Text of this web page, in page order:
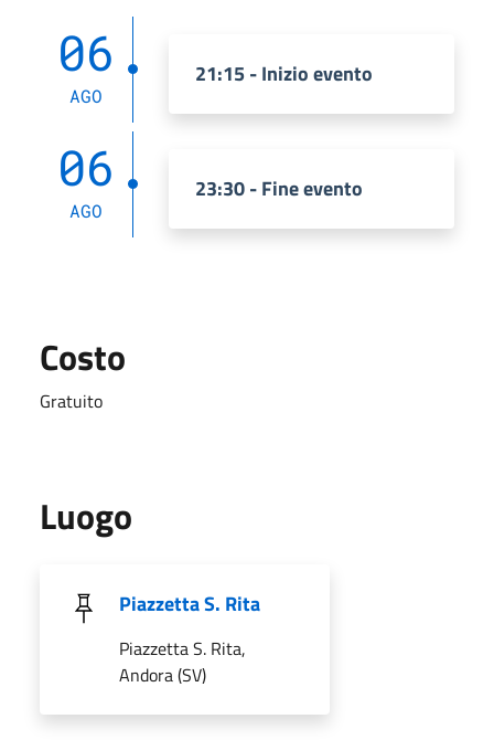
06
AGO
21:15 - Inizio evento
06
AGO
23:30 - Fine evento
Costo
Gratuito
Luogo
Piazzetta S. Rita
Piazzetta S. Rita,
Andora (SV)